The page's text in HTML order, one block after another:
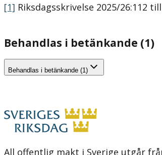
[1] Riksdagsskrivelse 2025/26:112
Behandlas i betänkande (1)
Behandlas i betänkande (1)
All offentlig makt i Sverige utgår